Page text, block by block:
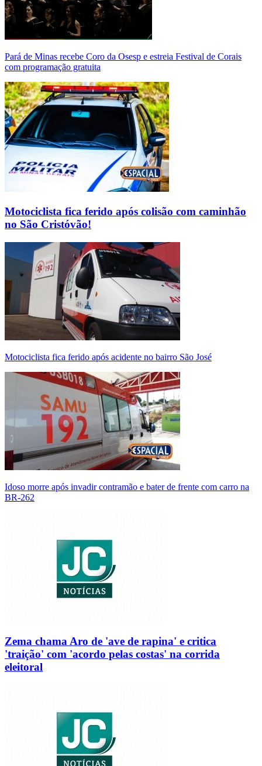
Pará de Minas recebe Coro da Osesp e estreia Festival de Corais
com programação gratuita
Motociclista fica ferido após colisão com caminhão
no São Cristóvão!
Motociclista fica ferido após acidente no bairro São José
Idoso morre após invadir contramão e bater de frente com carro na
BR-262
Zema chama Aro de 'ave de rapina' e critica
'traição' com 'acordo pelas costas' na corrida
eleitoral